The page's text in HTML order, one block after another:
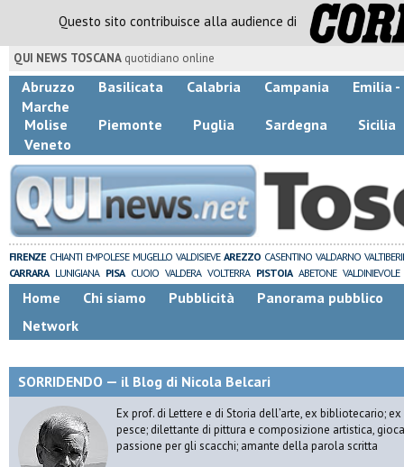
Questo sito contribuisce alla audience di
QUI NEWS TOSCANA quotidiano online
Abruzzo Basilicata Calabria Campania
Emilia -
Marche
Molise
Piemonte Puglia Sardegna
Sicilia
Veneto
FIRENZE CHIANTI EMPOLESE MUGELLO VALDISIEVE AREZZO CASENTINO VALDARNO
CARRARA LUNIGIANA PISA CUOIO VALDERA VOLTERRA PISTOIA ABETONE VALDINIEVOLE
Home Chi siamo Pubblicità
Panorama pubblico
Network
SORRIDENDO — il Blog di Nicola Belcari
Ex prof. di Lettere e di Storia dell’arte, ex bibliotecario;
pesce; dilettante di pittura e composizione artistica,
passione per gli scacchi; amante della parola scritta